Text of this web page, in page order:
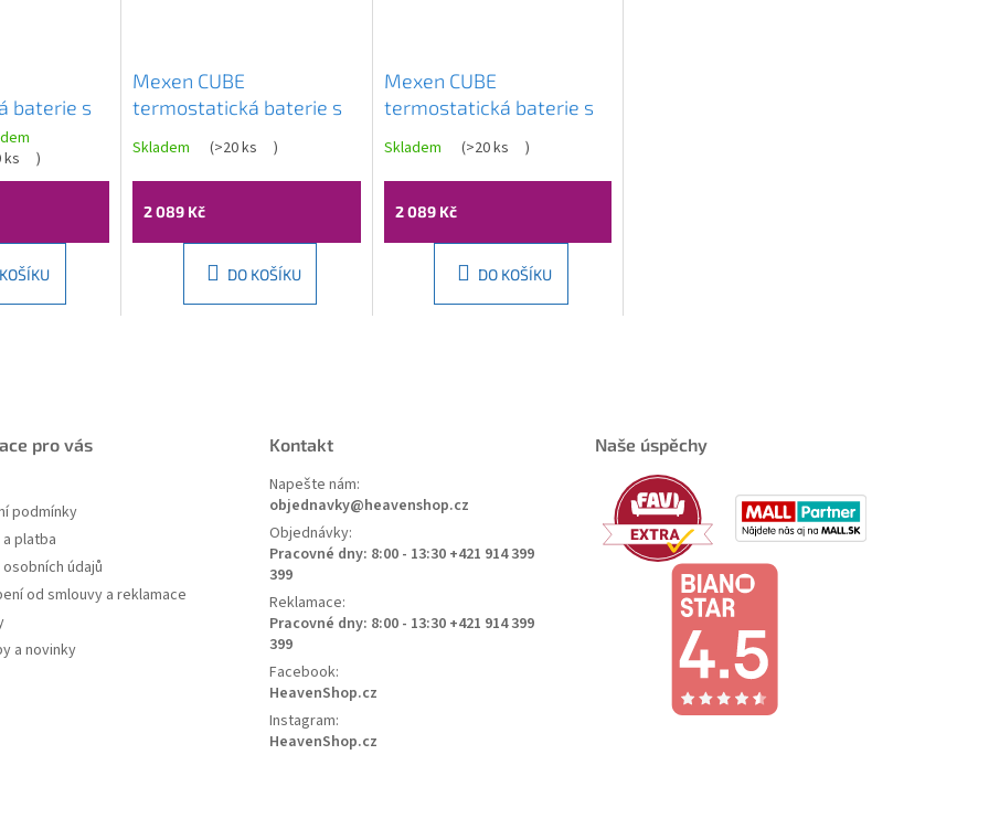
baterie s
ks
)
Mexen CUBE
termostatická baterie s
růžové-zlato, 77250-60
Skladem (>20 ks )
2 089 Kč
DO KOŠÍKU
Mexen CUBE
termostatická baterie s
77250-50
Skladem (>20 ks )
2 089 Kč
DO KOŠÍKU
pro vás
podmínky
platba
údajů
od smlouvy a reklamace
a novinky
Kontakt
Napešte nám:
objednavky@heavenshop.cz
Objednávky:
Pracovné dny: 8:00 - 13:30 +421 914 399
399
Reklamace:
Pracovné dny: 8:00 - 13:30 +421 914 399
399
Facebook:
HeavenShop.cz
Instagram:
HeavenShop.cz
Naše úspěchy